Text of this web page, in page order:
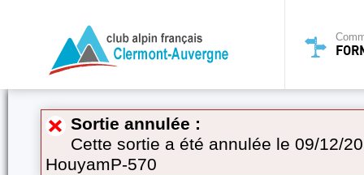
Sortie annulée :
Cette sortie a été annulée le 09/12/
HouyamP-570